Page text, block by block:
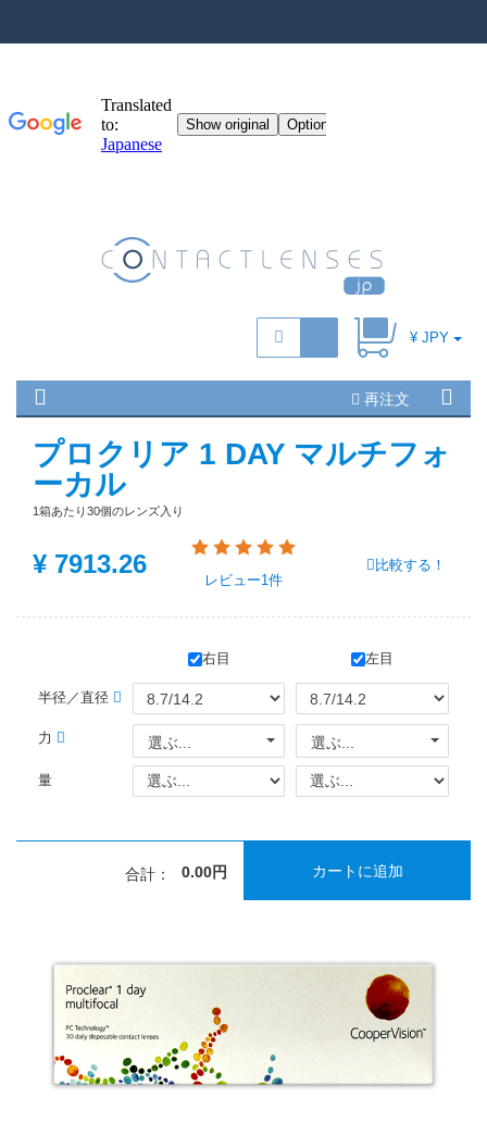
¥ JPY
再注文
プロクリア 1 DAY マルチフォ
ーカル
1箱あたり30個のレンズ入り
¥ 7913.26
レビュー1件
比較する！
右目 左目
半径／直径
力 選ぶ... 選ぶ...
量
合計： 0.00円 カートに追加